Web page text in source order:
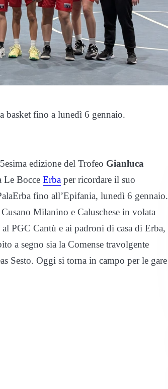
basket fino a lunedì 6 gennaio.
edizione del Trofeo Gianluca
Le Bocce Erba per ricordare il suo
fino all’Epifania, lunedì 6 gennaio.
Milanino e Caluschese in volata
PGC Cantù e ai padroni di casa di Erba,
a segno sia la Comense travolgente
Sesto. Oggi si torna in campo per le gare